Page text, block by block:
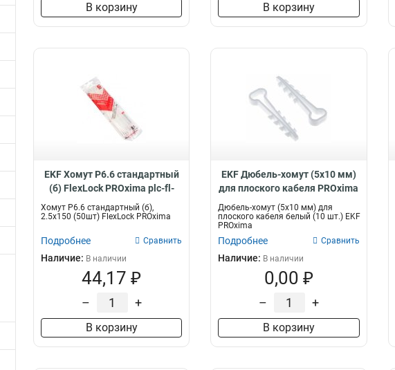
В корзину В корзину
EKF Хомут P6.6 стандартный
(б) FlexLock PROxima plc-fl-
ctsw-2.5x150-r
Хомут P6.6 стандартный (б),
2.5x150 (50шт) FlexLock PROxima
Подробнее Сравнить
Наличие: В наличии
44,17 ₽
– +
В корзину
EKF Дюбель-хомут (5х10 мм)
для плоского кабеля PROxima
plc-cd-5x10w-r
Дюбель-хомут (5х10 мм) для
плоского кабеля белый (10 шт.) EKF
PROxima
Подробнее Сравнить
Наличие: В наличии
0,00 ₽
– +
В корзину